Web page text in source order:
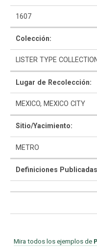
Como Utilizar
Lista Tipológica
Navegar y Buscar
Glosario
1607
Colección:
LISTER TYPE COLLECTION
Lugar de Recolección:
MEXICO, MEXICO CITY
Sitio/Yacimiento:
METRO
Definiciones
Mira todos los ejemplos de